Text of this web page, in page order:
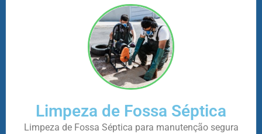
Limpeza de Fossa Séptica
Limpeza de Fossa Séptica para manutenção segura